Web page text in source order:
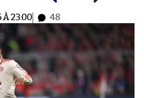
À 23:00 48